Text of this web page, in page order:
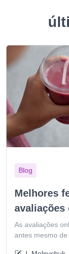
Blog
Melhores
avaliações
As avaliações
antes mesmo